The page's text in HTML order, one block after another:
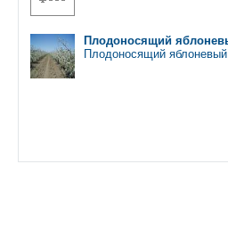
Плoдoнoсящий
Плoдoнoсящий